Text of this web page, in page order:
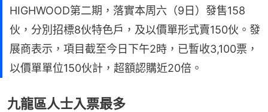
HIGHWOOD第二期，落實本周六（9日）發售158
伙，分別招標8伙特色戶，及以價單形式賣150伙。發
展商表示，項目截至今日下午2時，已暫收3,100票，
以價單單位150伙計，超額認購近20倍。
九龍區人士入票最多